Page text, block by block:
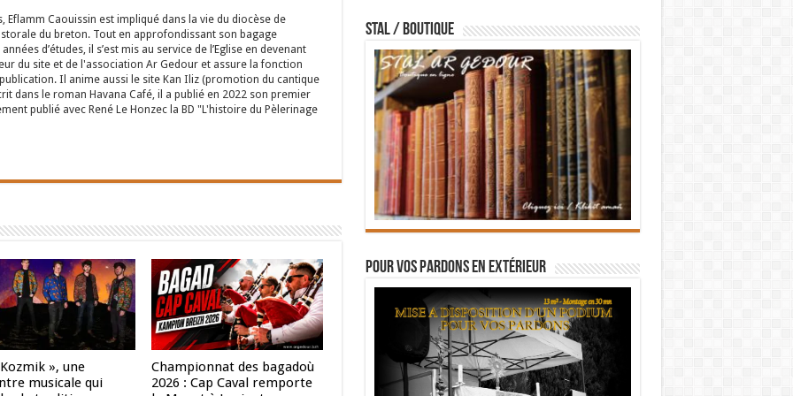
Eflamm Caouissin est impliqué dans la vie du diocèse de
du breton. Tout en approfondissant son bagage
d’études, il s’est mis au service de l’Eglise en devenant
du site et de l'association Ar Gedour et assure la fonction
Il anime aussi le site Kan Iliz (promotion du cantique
dans le roman Havana Café, il a publié en 2022 son premier
publié avec René Le Honzec la BD "L'histoire du Pèlerinage
», une
musicale qui
Championnat des bagadoù
2026 : Cap Caval remporte
STAL / BOUTIQUE
Pour vos pardons en extérieur